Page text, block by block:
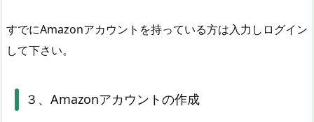
すでにAmazonアカウントを持っている方は入力しログイン
して下さい。
３、Amazonアカウントの作成